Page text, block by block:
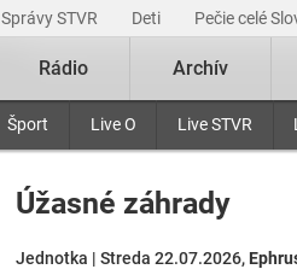
Správy STVR Deti Pečie celé
Šport Live O Live STVR
Rádio Archív
Úžasné záhrady
Jednotka | Streda 22.07.2026,